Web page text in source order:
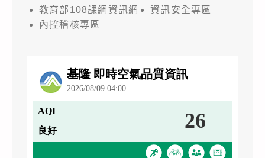
教育部108課綱資訊網
資訊安全專區
內控稽核專區